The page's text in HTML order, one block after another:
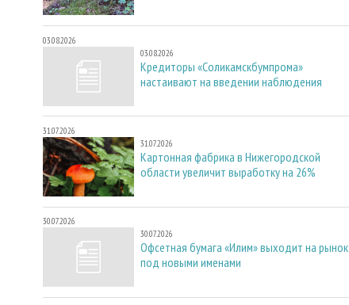
03.08.2026
03.08.2026
Кредиторы «Соликамскбумпрома»
настаивают на введении наблюдения
31.07.2026
31.07.2026
Картонная фабрика в Нижегородской
области увеличит выработку на 26%
30.07.2026
30.07.2026
Офсетная бумага «Илим» выходит на рынок
под новыми именами